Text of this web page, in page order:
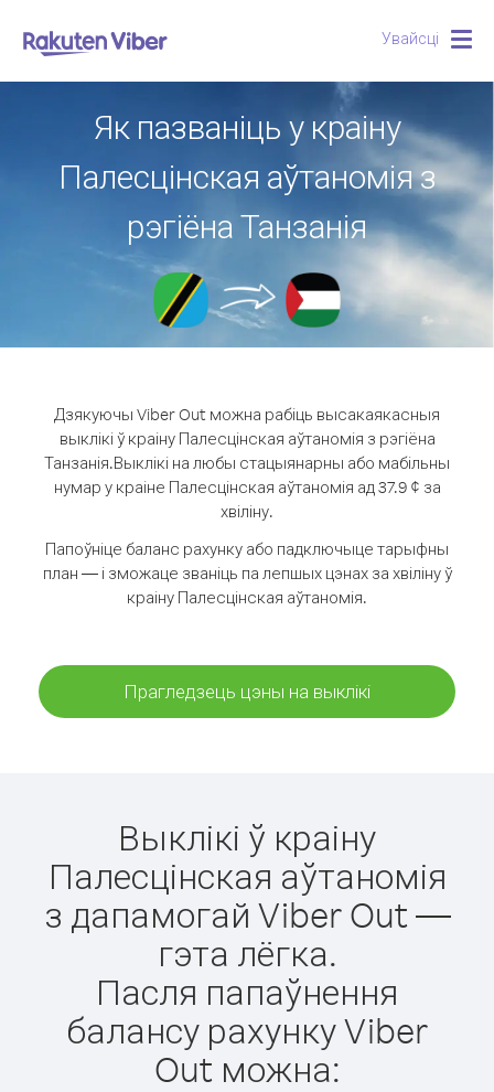
Увайсці
Як пазваніць у краіну
Палесцінская аўтаномія з
рэгіёна Танзанія
Дзякуючы Viber Out можна рабіць высакаякасныя
выклікі ў краіну Палесцінская аўтаномія з рэгіёна
Танзанія.Выклікі на любы стацыянарны або мабільны
нумар у краіне Палесцінская аўтаномія ад 37.9 ¢ за
хвіліну.
Папоўніце баланс рахунку або падключыце тарыфны
план — і зможаце званіць па лепшых цэнах за хвіліну ў
краіну Палесцінская аўтаномія.
Прагледзець цэны на выклікі
Выклікі ў краіну
Палесцінская аўтаномія
з дапамогай Viber Out —
гэта лёгка.
Пасля папаўнення
балансу рахунку Viber
Out можна: